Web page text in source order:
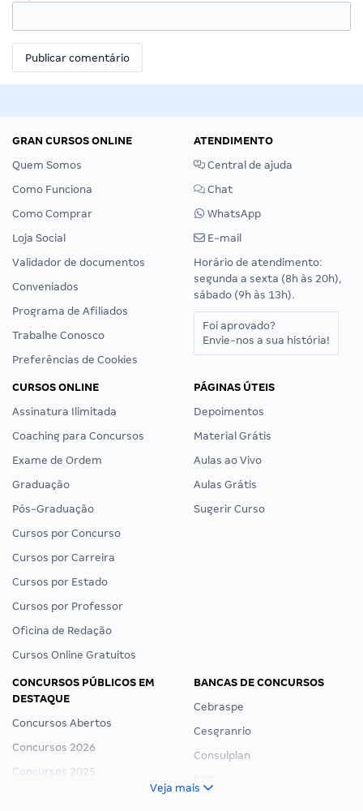
GRAN CURSOS ONLINE
Quem Somos
Como Funciona
Como Comprar
Loja Social
Validador de documentos
Conveniados
Programa de Afiliados
Trabalhe Conosco
Preferências de Cookies
ATENDIMENTO
Central de ajuda
Chat
WhatsApp
E-mail
Horário de atendimento:
segunda a sexta (8h às 20h),
sábado (9h às 13h).
Foi aprovado?
Envie-nos a sua história!
CURSOS ONLINE
Assinatura Ilimitada
Coaching para Concursos
Exame de Ordem
Graduação
Pós-Graduação
Cursos por Concurso
Cursos por Carreira
Cursos por Estado
Cursos por Professor
Oficina de Redação
Cursos Online Gratuitos
PÁGINAS ÚTEIS
Depoimentos
Material Grátis
Aulas ao Vivo
Aulas Grátis
Sugerir Curso
CONCURSOS PÚBLICOS EM
DESTAQUE
Concursos Abertos
Concursos 2026
Concursos 2025
BANCAS DE CONCURSOS
Cebraspe
Cesgranrio
Consulplan
Veja mais